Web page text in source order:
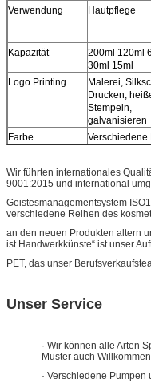
Verwendung
Hautpflege
Kapazität
200ml 120ml
30ml 15ml
Logo Printing
Malerei,
Drucken,
Stempeln,
galvanisieren
Farbe Verschiedene
Wir führten internationales
9001:2015 und international
Geistesmanagementsystem
verschiedene Reihen des
an den neuen Produkten altern
ist Handwerkkünste“ ist unser
PET, das unser
Unser Service
· Wir können alle Arten
Muster auch
· Verschiedene